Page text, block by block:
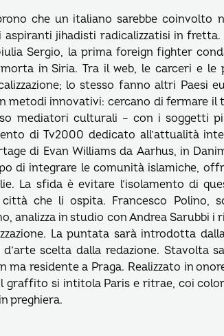
che un italiano sarebbe coinvolto
aspiranti jihadisti radicalizzatisi in
Sergio, la prima foreign fighter
in Siria. Tra il web, le carceri e le
lo stesso fanno altri Paesi
metodi innovativi: cercano di fermare il
mediatori culturali – con i soggetti
di Tv2000 dedicato all’attualità
di Evan Williams da Aarhus, in
di integrare le comunità islamiche,
La sfida è evitare l’isolamento di
che li ospita. Francesco Polino,
analizza in studio con Andrea Sarubbi i
La puntata sarà introdotta
scelta dalla redazione. Stavolta
residente a Praga. Realizzato in
graffito si intitola Paris e ritrae, coi
preghiera.